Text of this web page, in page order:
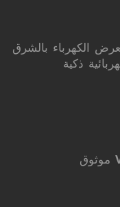
الكهرباء بالشرق
ذكية